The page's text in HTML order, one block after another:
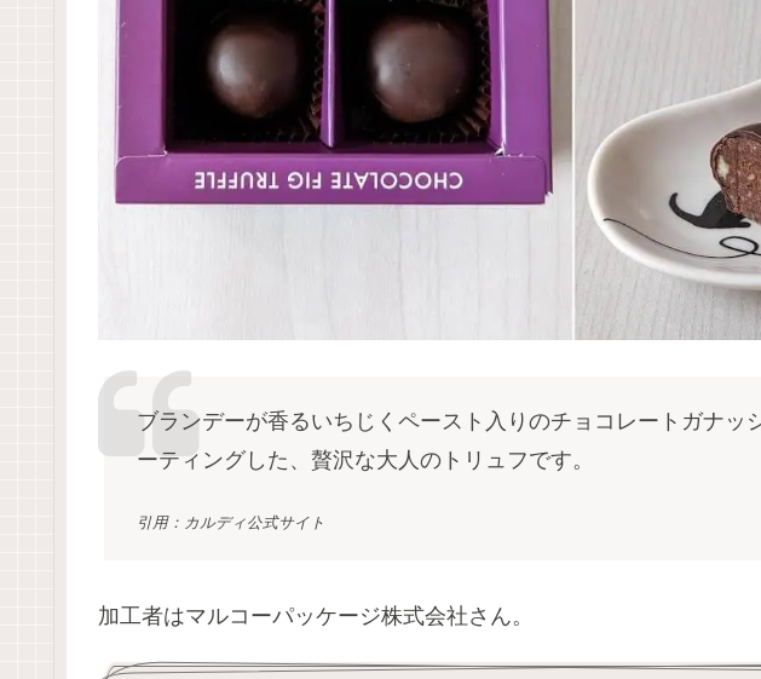
ブランデーが香るいちじくペースト入りのチョコレートガナッ
ーティングした、贅沢な大人のトリュフです。
引用：カルディ公式サイト
加工者はマルコーパッケージ株式会社さん。